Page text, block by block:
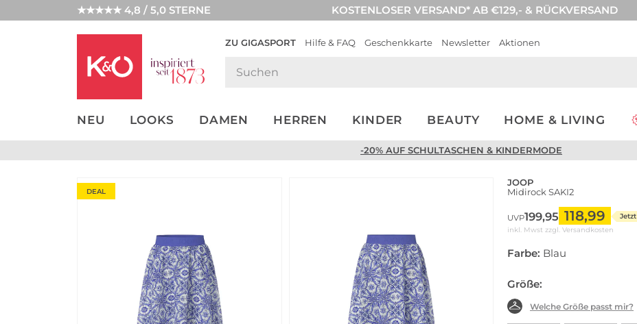
★★★★★ 4,8 / 5,0 STERNE KOSTENLOSER VERSAND* AB €129,- & RÜCKVERSAND
ZU GIGASPORT Hilfe & FAQ Geschenkkarte Newsletter Aktionen
NEU LOOKS DAMEN HERREN KINDER BEAUTY HOME & LIVING
NEW IN
WEDDING
-20% AUF SCHULTASCHEN & KINDERMODE
DEAL
JOOP
Midirock SAKI2
UVP199,95 118,99 Jetzt
inkl. Mwst zzgl. Versandkosten
Farbe: Blau
Größe:
Welche Größe passt mir?